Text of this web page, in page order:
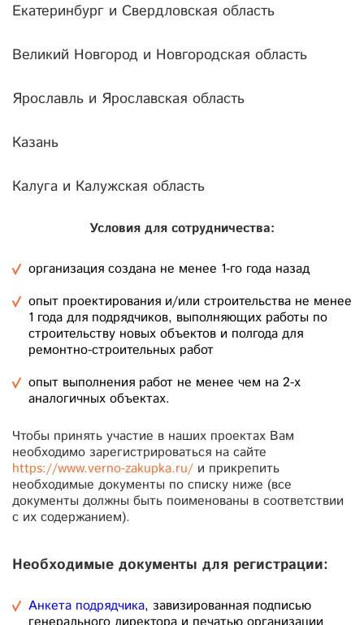
Екатеринбург и Свердловская область
Великий Новгород и Новгородская область
Ярославль и Ярославская область
Казань
Калуга и Калужская область
Условия для сотрудничества:
организация создана не менее 1-го года назад
опыт проектирования и/или строительства не менее
1 года для подрядчиков, выполняющих работы по
строительству новых объектов и полгода для
ремонтно-строительных работ
опыт выполнения работ не менее чем на 2-х
аналогичных объектах.
Чтобы принять участие в наших проектах Вам
необходимо зарегистрироваться на сайте
https://www.verno-zakupka.ru/ и прикрепить
необходимые документы по списку ниже (все
документы должны быть поименованы в соответствии
с их содержанием).
Необходимые документы для регистрации:
Анкета подрядчика, завизированная подписью